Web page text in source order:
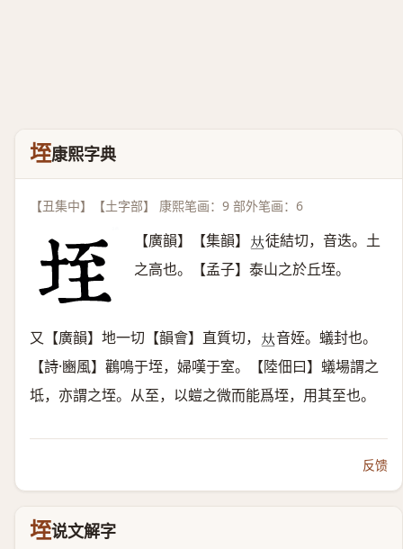
垤康熙字典
【丑集中】【土字部】 康熙笔画：9 部外笔画：6
【廣韻】【集韻】 𠀤徒結切，音迭。土
之高也。【孟子】泰山之於丘垤。
又【廣韻】地一切【韻會】直質切， 𠀤音姪。蟻封也。
【詩·豳風】鸛鳴于垤，婦嘆于室。【陸佃曰】蟻場謂之
坻，亦謂之垤。从至，以螘之微而能爲垤，用其至也。
反馈
垤说文解字